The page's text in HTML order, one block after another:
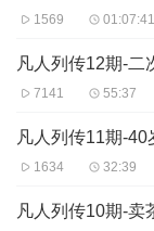
1569 01:07:41
凡人列传12期-二
7141 55:37
1634 32:39
凡人列传10期-卖